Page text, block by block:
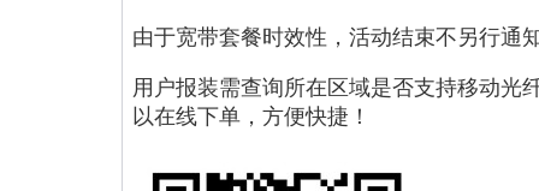
由于宽带套餐时效性，活动结束不另行通
用户报装需查询所在区域是否支持移动光
以在线下单，方便快捷！